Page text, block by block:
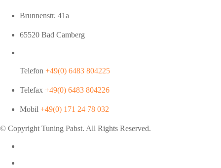
Brunnenstr. 41a
65520 Bad Camberg
Telefon +49(0) 6483 804225
Telefax +49(0) 6483 804226
Mobil +49(0) 171 24 78 032
© Copyright Tuning Pabst. All Rights Reserved.